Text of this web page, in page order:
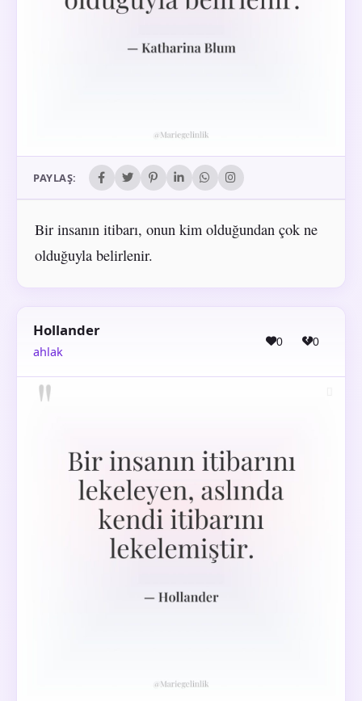
PAYLAŞ:
Bir insanın itibarı, onun kim olduğundan çok ne
olduğuyla belirlenir.
Hollander
ahlak
0 0